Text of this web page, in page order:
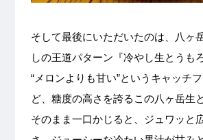
そして最後にいただいたのは、八ヶ
しの王道パターン『冷やし生とうも
“メロンよりも甘い”というキャッチ
ど、糖度の高さを誇るこの八ヶ岳生
そのまま一口かじると、ジュワッと